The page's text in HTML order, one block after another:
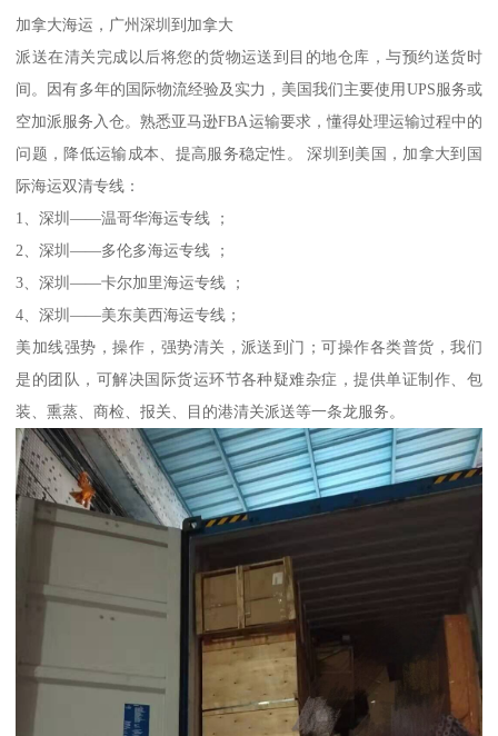
加拿大海运，广州深圳到加拿大
派送在清关完成以后将您的货物运送到目的地仓库，与预约送货时
间。因有多年的国际物流经验及实力，美国我们主要使用UPS服务或
空加派服务入仓。熟悉亚马逊FBA运输要求，懂得处理运输过程中的
问题，降低运输成本、提高服务稳定性。 深圳到美国，加拿大到国
际海运双清专线：
1、深圳——温哥华海运专线 ；
2、深圳——多伦多海运专线 ；
3、深圳——卡尔加里海运专线 ；
4、深圳——美东美西海运专线；
美加线强势，操作，强势清关，派送到门；可操作各类普货，我们
是的团队，可解决国际货运环节各种疑难杂症，提供单证制作、包
装、熏蒸、商检、报关、目的港清关派送等一条龙服务。